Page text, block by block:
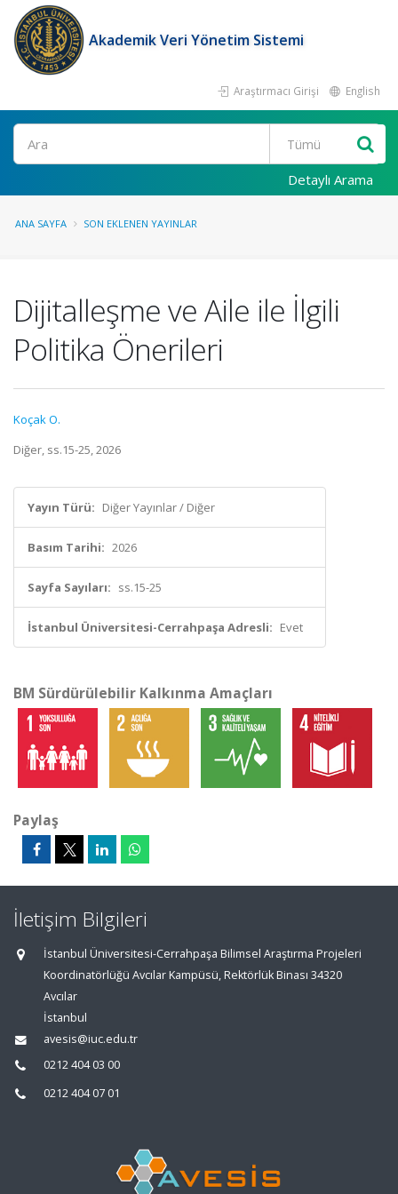
Akademik Veri Yönetim Sistemi
Araştırmacı Girişi English
Ara
Detaylı Arama
ANA SAYFA SON EKLENEN YAYINLAR
Dijitalleşme ve Aile ile İlgili
Politika Önerileri
Koçak O.
Diğer, ss.15-25, 2026
Yayın Türü: Diğer Yayınlar / Diğer
Basım Tarihi: 2026
Sayfa Sayıları: ss.15-25
İstanbul Üniversitesi-Cerrahpaşa Adresli: Evet
BM Sürdürülebilir Kalkınma Amaçları
Paylaş
İletişim Bilgileri
İstanbul Üniversitesi-Cerrahpaşa Bilimsel Araştırma Projeleri
Koordinatörlüğü Avcılar Kampüsü, Rektörlük Binası 34320
Avcılar
İstanbul
avesis@iuc.edu.tr
0212 404 03 00
0212 404 07 01